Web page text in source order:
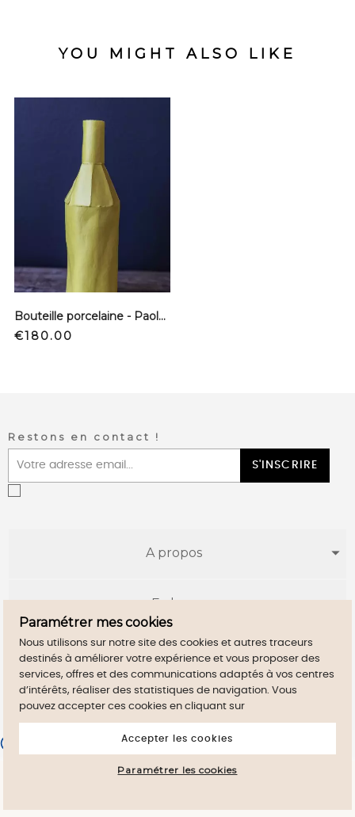
YOU MIGHT ALSO LIKE
Bouteille porcelaine - Paola Paronetto - Limone
Price
€180.00
Restons en contact !
S'INSCRIRE
A propos
E-shop
Infos utiles
Merchant approved by Guaranteed Reviews Company,
to display attestation.
Paramétrer mes cookies
Nous utilisons sur notre site des cookies et autres traceurs
destinés à améliorer votre expérience et vous proposer des
services, offres et des communications adaptés à vos centres
d’intérêts, réaliser des statistiques de navigation. Vous
pouvez accepter ces cookies en cliquant sur
Accepter les cookies
Paramétrer les cookies